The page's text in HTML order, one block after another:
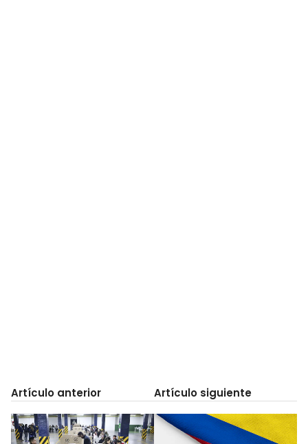
Artículo anterior Artículo siguiente